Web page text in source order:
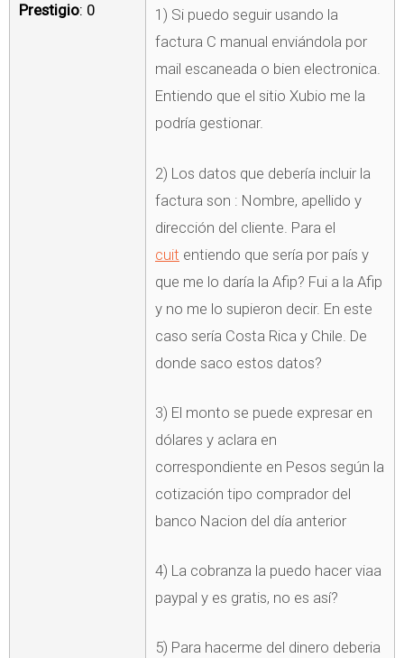
Prestigio: 0
1) Si puedo seguir usando la
factura C manual enviándola por
mail escaneada o bien electronica.
Entiendo que el sitio Xubio me la
podría gestionar.
2) Los datos que debería incluir la
factura son : Nombre, apellido y
dirección del cliente. Para el
cuit entiendo que sería por país y
que me lo daría la Afip? Fui a la Afip
y no me lo supieron decir. En este
caso sería Costa Rica y Chile. De
donde saco estos datos?
3) El monto se puede expresar en
dólares y aclara en
correspondiente en Pesos según la
cotización tipo comprador del
banco Nacion del día anterior
4) La cobranza la puedo hacer viaa
paypal y es gratis, no es así?
5) Para hacerme del dinero deberia